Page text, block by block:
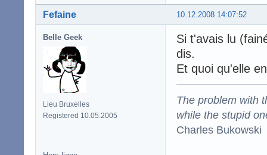
10.12.2008 14:07:52
Fefaine
Belle Geek
Lieu Bruxelles
Registered 10.05.2005
Si t'avais lu
dis.
Et quoi qu'elle
The problem with
while the stupid
Charles Bukowski